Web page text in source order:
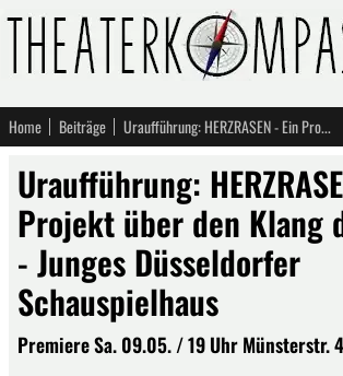
Home Beiträge Uraufführung: HERZRASEN - Ein Projekt über den Klang der Liebe - Junges Düsseldorfer Schauspielhaus
Uraufführung:
Projekt über den Klang
- Junges Düsseldorfer
Schauspielhaus
Premiere Sa. 09.05. / 19 Uhr Münsterstr.